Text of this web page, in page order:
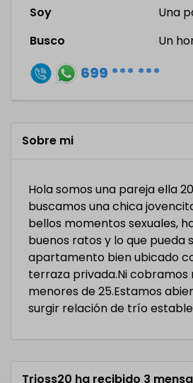
Soy
Una
Busco
Un
699 *** ***
Sobre mi
Hola somos una pareja ella
buscamos una chica
bellos momentos sexuales,
buenos ratos y lo que pueda
apartamento bien ubicado
terraza privada.Ni cobramos
menores de 25.Estamos
surgir relación de trío estable
Trioss20 ha recibido 3